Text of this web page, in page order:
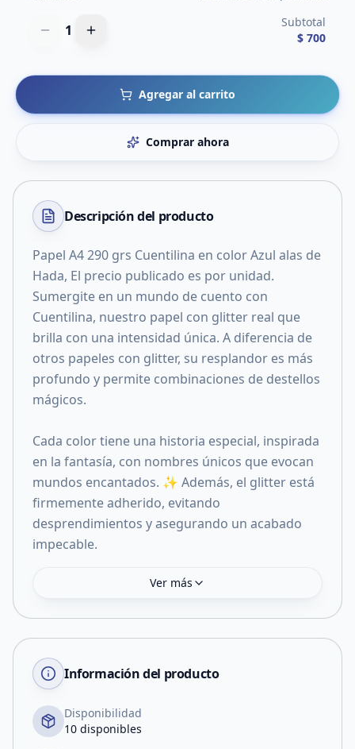
1
Subtotal
$ 700
Agregar al carrito
Comprar ahora
Descripción del producto
Papel A4 290 grs Cuentilina en color Azul alas de
Hada, El precio publicado es por unidad.
Sumergite en un mundo de cuento con
Cuentilina, nuestro papel con glitter real que
brilla con una intensidad única. A diferencia de
otros papeles con glitter, su resplandor es más
profundo y permite combinaciones de destellos
mágicos.
Cada color tiene una historia especial, inspirada
en la fantasía, con nombres únicos que evocan
mundos encantados. ✨ Además, el glitter está
firmemente adherido, evitando
desprendimientos y asegurando un acabado
impecable.
Ver más
Información del producto
Disponibilidad
10 disponibles